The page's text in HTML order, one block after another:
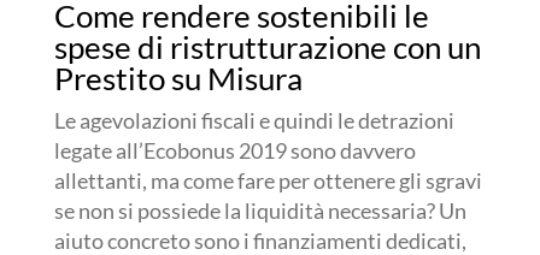
Come rendere sostenibili le
spese di ristrutturazione con un
Prestito su Misura
Le agevolazioni fiscali e quindi le detrazioni
legate all’Ecobonus 2019 sono davvero
allettanti, ma come fare per ottenere gli sgravi
se non si possiede la liquidità necessaria? Un
aiuto concreto sono i finanziamenti dedicati,